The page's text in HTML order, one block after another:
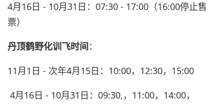
4月16日 - 10月31日：07:30 - 17:00（16:00停止售
票）
丹顶鹤野化训飞时间：
11月1日 - 次年4月15日：10:00，12:30，15:00
4月16日 - 10月31日：09:30,，11:00，14:00，